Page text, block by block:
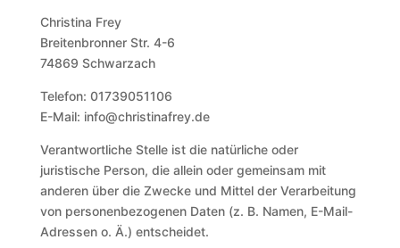
Christina Frey
Breitenbronner Str. 4-6
74869 Schwarzach
Telefon: 01739051106
E-Mail: info@christinafrey.de
Verantwortliche Stelle ist die natürliche oder
juristische Person, die allein oder gemeinsam mit
anderen über die Zwecke und Mittel der Verarbeitung
von personenbezogenen Daten (z. B. Namen, E-Mail-
Adressen o. Ä.) entscheidet.